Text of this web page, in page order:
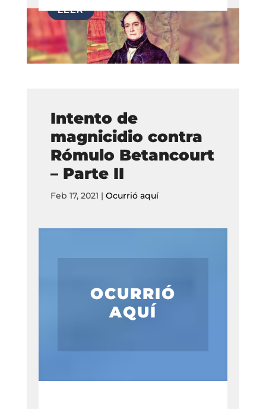
Intento de
magnicidio contra
Rómulo Betancourt
– Parte II
Feb 17, 2021 | Ocurrió aquí
OCURRIÓ
AQUÍ